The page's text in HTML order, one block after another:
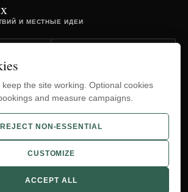
И МЕСТНЫЕ ИДЕИ
YouTube
WhatsApp
Airport Transfers.
keep the site working. Optional cookies
and measure campaigns.
REJECT NON-ESSENTIAL
CUSTOMIZE
ACCEPT ALL